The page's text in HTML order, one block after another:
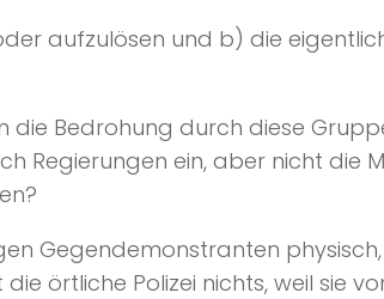
aufzulösen und b) die
die Bedrohung durch diese
Regierungen ein, aber nicht die
Gegendemonstranten
örtliche Polizei nichts, weil sie